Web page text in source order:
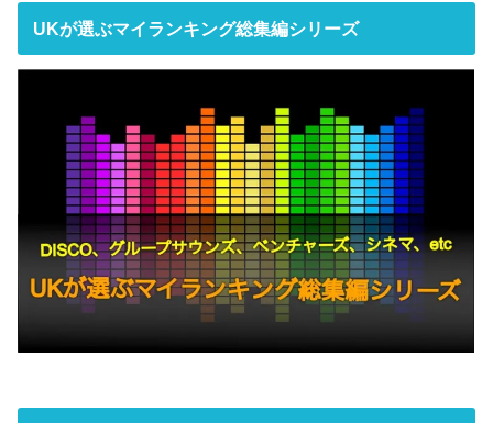
UKが選ぶマイランキング総集編シリーズ